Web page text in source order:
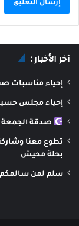
t
آخر الأخبار :
إحياء مناسبات
إحياء مجلس
صدقة الجمعة
تطوع معنا
بحلة محيش
سلم لمن سالمكم